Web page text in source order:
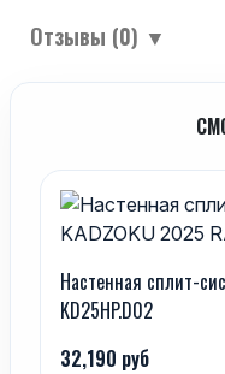
Отзывы (0) ▼
Настенная сплит-
KD25HP.D02
32,190 руб